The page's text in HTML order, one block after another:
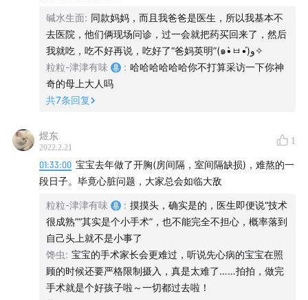
版权声明
除非特别说明，收录、引用、转载本站内容必须遵循津津
讨论，也请留意
否则我们视为您已同意了版权声明和评论须知。
两天都是下午三四点以后恢复了八九成，自认为是不是多休
息就能自愈？果然隔天下午又恢复了一些，整个病情折腾了
我一周多，然后大概又自愈了。医院在我这信用是负的，就
会看点头疼脑热跌打损伤之流的各科的常见病，根本就懒得
听你聊你身体的问题，就会让你做一堆检查，然后自顾自的
做排除法，分析你是大概率什么病，无德又无能，全部精力
人浪费时间浪费金钱，甚至拖延治疗导致不可逆的后果。朱
总从来diss中医中药，我也想反驳一下，在这个心因性疾病
越来越多，不知何故的怪病越来越频发的时代，诊断上或许
并不是所谓的查清了更多的病患，而且很多少见病是被称为
无法治愈的，但往往人体自愈的能力很强大的时候很多疾病/
健康问题就在无声无息之间解决了。很多癌症在没长够尺寸
之前很难查出来具体位置性状，能查出来也是要人受大罪切
掉的程度了。而世界上也有无数医学无法解释的神奇病历，
比如得新冠后癌症没了，得新冠后味觉恢复这种，保持一个
健康的心态和经常运动的身体才是多活两年最朴实的解决办
碱水生面: 同款妈妈，而且我爸爸是医生，所以我基本不
去医院，他们俩现场问诊，过一会就把药买回来了，然后
我就吃，吃不好再说，吃好了“爸妈英明”(๑•̀ㅂ•́)و✧
粒粒-津津有味
: 哈哈哈哈哈哈你不打算采访一下你神
奇的母上大人吗
共7条回复
煜东
2022.2.21
1
01:33:00 宝宝去年做了开胸(房间隔，室间隔缺损)，难熬的一
段日子。毕竟心脏问题，大家总会如临大敌
粒粒-津津有味 : 摸摸头，确实是的，医生即便说“技术
很成熟”“其实是个小手术”，也不能完全不担心，概率落到
自己头上就不是小事了
馋虫: 宝宝的手术家长会更难过，听说先心病的宝宝在照
顾的时候还要严格限制摄入，真是太难了……拍拍，做完
手术就是个好孩子啦～一切都过去啦！